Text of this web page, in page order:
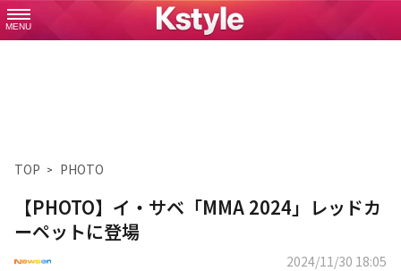
MENU
TOP PHOTO
【PHOTO】イ・サベ「MMA 2024」レッドカ
ーペットに登場
2024/11/30 18:05